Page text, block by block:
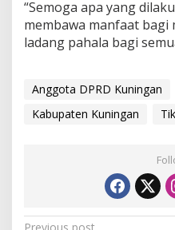
“Semoga apa yang
membawa manfaat bagi
ladang pahala bagi
Anggota DPRD Kuningan
Kabupaten Kuningan
Previous post